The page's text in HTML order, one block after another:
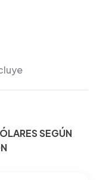
SEGÚN